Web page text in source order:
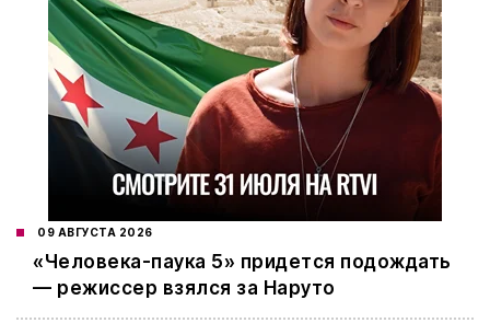
09 АВГУСТА 2026
«Человека-паука 5» придется подождать
— режиссер взялся за Наруто